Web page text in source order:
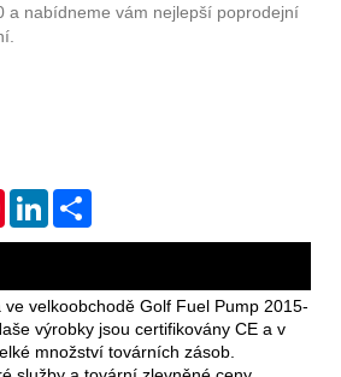
a nabídneme vám nejlepší poprodejní
PinterestLinkedIn
velkoobchodě Golf Fuel Pump 2015-
výrobky jsou certifikovány CE a v
množství továrních zásob.